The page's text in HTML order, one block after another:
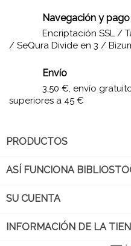
Navegación y
Encriptación SSL /
/ SeQura Divide en 3 /
Envío
3,50 €, envío
superiores a 45 €
PRODUCTOS
ASÍ FUNCIONA
SU CUENTA
INFORMACIÓN DE LA